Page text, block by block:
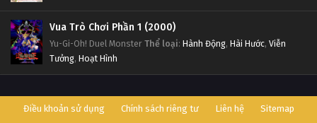
Vua Trò Chơi Phần 1 (2000)
Yu-Gi-Oh! Duel Monster Thể loại: Hành Động, Hài Hước, Viễn
Tưởng, Hoạt Hình
Điều khoản sử dụng Chính sách riêng tư Liên hệ Sitemap